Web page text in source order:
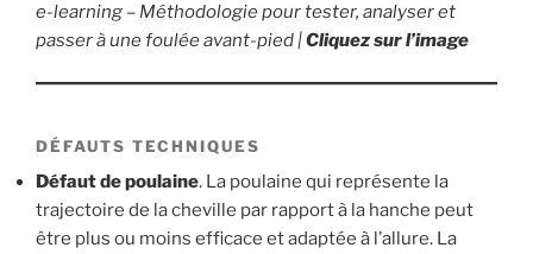
e-learning – Méthodologie pour tester, analyser et
passer à une foulée avant-pied |Cliquez sur l’image
DÉFAUTS TECHNIQUES
Défaut de poulaine. La poulaine qui représente la
trajectoire de la cheville par rapport à la hanche peut
être plus ou moins efficace et adaptée à l’allure. La